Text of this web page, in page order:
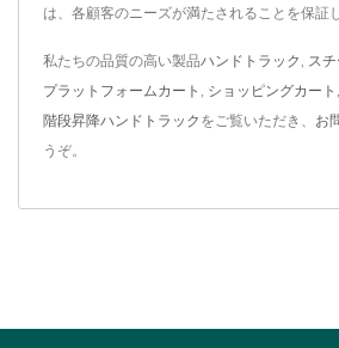
は、各顧客のニーズが満たされることを保証
私たちの品質の高い製品ハンドトラック ス
プラットフォームカート ショッピングカート
階段昇降ハンドトラック をご覧いただき、 お
うぞ。